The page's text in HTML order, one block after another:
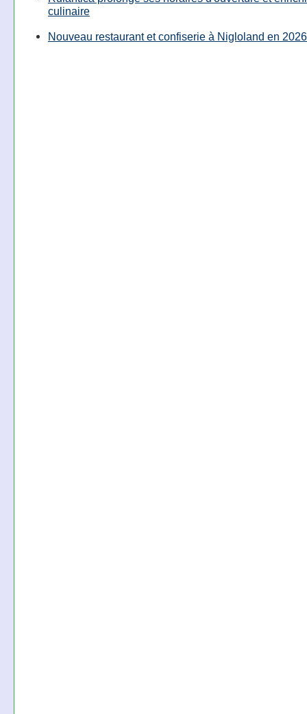
culinaire
Nouveau restaurant et confiserie à Nigloland en 2026